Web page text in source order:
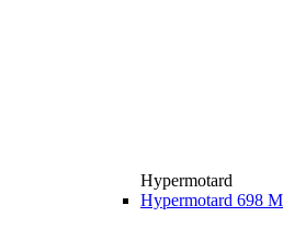
Hypermotard
Hypermotard 698